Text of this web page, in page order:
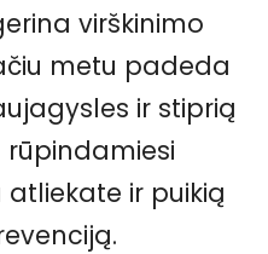
virškinimo
metu padeda
ir stiprią
rūpindamiesi
ir puikią